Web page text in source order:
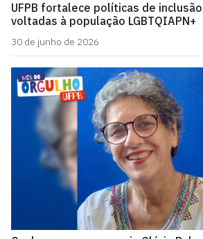
UFPB fortalece políticas de
voltadas à população LGBTQIAPN+
30 de junho de 2026